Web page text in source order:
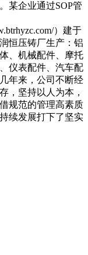
某企业通过SOP管
）建于
恒压铸厂生产：铝
机械配件
摩托
仪表配件、汽车配
年来，公司不断经
，坚持以人为本，
规范的管理高素质
续发展打下了坚实